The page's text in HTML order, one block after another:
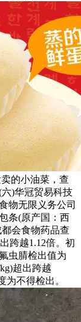
的小油菜，查
)华冠贸易科技
物无限义务公司
条(原产国：西
会食物药品查
跨越1.12倍。初
虫腈检出值为
超出跨越
为不得检出。